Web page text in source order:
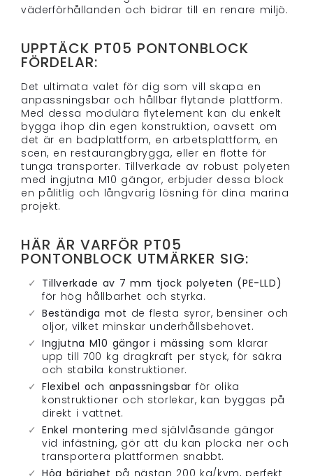
väderförhållanden och bidrar till en renare miljö.
UPPTÄCK PT05 PONTONBLOCK
FÖRDELAR:
Det ultimata valet för dig som vill skapa en
anpassningsbar och hållbar flytande plattform.
Med dessa modulära flytelement kan du enkelt
bygga ihop din egen konstruktion, oavsett om
det är en badplattform, en arbetsplattform, en
scen, en restaurangbrygga, eller en flotte för
tunga transporter. Tillverkade av robust polyeten
med ingjutna M10 gängor, erbjuder dessa block
en pålitlig och långvarig lösning för dina marina
projekt.
HÄR ÄR VARFÖR PT05
PONTONBLOCK UTMÄRKER SIG:
Tillverkade av 7 mm tjock polyeten (PE-LLD)
för hög hållbarhet och styrka.
Beständiga mot de flesta syror, bensiner och
oljor, vilket minskar underhållsbehovet.
Ingjutna M10 gängor i mässing som klarar
upp till 700 kg dragkraft per styck, för säkra
och stabila konstruktioner.
Flexibel och anpassningsbar för olika
konstruktioner och storlekar, kan byggas på
direkt i vattnet.
Enkel montering med självlåsande gängor
vid infästning, gör att du kan plocka ner och
transportera plattformen snabbt.